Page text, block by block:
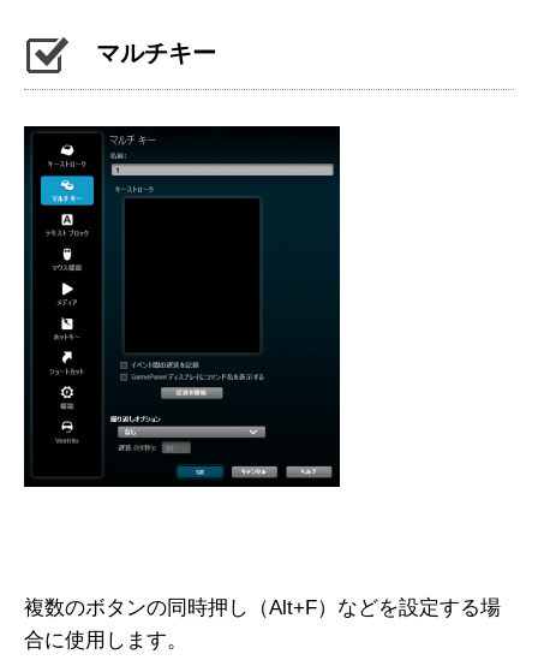
マルチキー
複数のボタンの同時押し（Alt+F）などを設定する場
合に使用します。